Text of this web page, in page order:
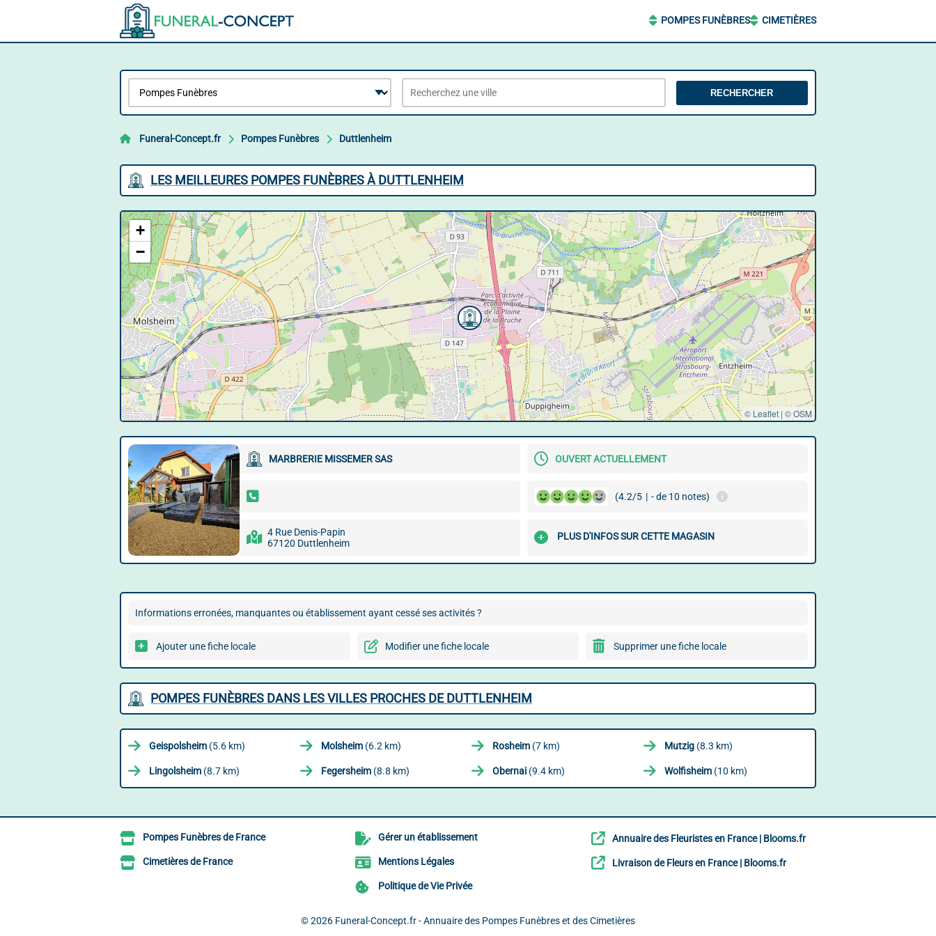
POMPES FUNÈBRES CIMETIÈRES
RECHERCHER
Funeral-Concept.fr Pompes Funèbres Duttlenheim
LES MEILLEURES POMPES FUNÈBRES À DUTTLENHEIM
+
−
© Leaflet | ©OSM
MARBRERIE MISSEMER SAS OUVERT ACTUELLEMENT
(4.2/5 | - de 10 notes)
4 Rue Denis-Papin
67120 Duttlenheim
PLUS D'INFOS SUR CETTE MAGASIN
Informations erronées, manquantes ou établissement ayant cessé ses activités ?
Ajouter une fiche locale Modifier une fiche locale Supprimer une fiche locale
POMPES FUNÈBRES DANS LES VILLES PROCHES DE DUTTLENHEIM
Geispolsheim (5.6 km) Molsheim(6.2 km) Rosheim (7 km) Mutzig(8.3 km)
Lingolsheim (8.7 km) Fegersheim(8.8 km) Obernai (9.4 km) Wolfisheim(10 km)
Pompes Funèbres de France
Cimetières de France
Gérer un établissement
Mentions Légales
Politique de Vie Privée
Annuaire des Fleuristes en France | Blooms.fr
Livraison de Fleurs en France | Blooms.fr
© 2026 Funeral-Concept.fr - Annuaire des Pompes Funèbres et des Cimetières